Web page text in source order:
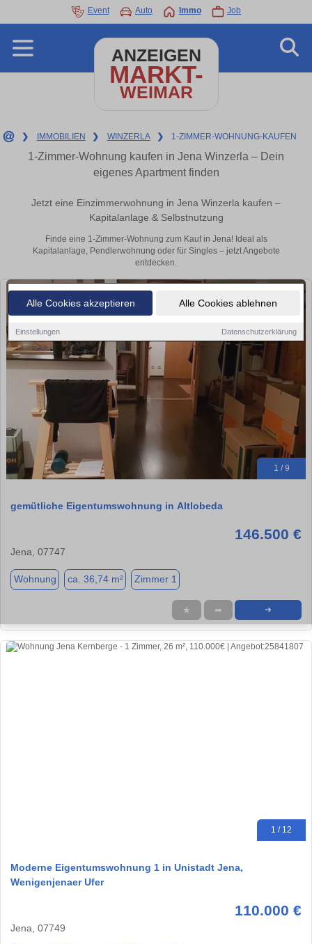
Alle Cookies akzeptieren Alle Cookies ablehnen
Einstellungen Datenschutzerklärung
Event Auto Immo Job
ANZEIGEN
MARKT-
WEIMAR
❯ IMMOBILIEN ❯ WINZERLA ❯ 1-ZIMMER-WOHNUNG-KAUFEN
1-Zimmer-Wohnung kaufen in Jena Winzerla – Dein
eigenes Apartment finden
Jetzt eine Einzimmerwohnung in Jena Winzerla kaufen –
Kapitalanlage & Selbstnutzung
Finde eine 1-Zimmer-Wohnung zum Kauf in Jena! Ideal als
Kapitalanlage, Pendlerwohnung oder für Singles – jetzt Angebote
entdecken.
1 / 9
gemütliche Eigentumswohnung in Altlobeda
146.500 €
Jena, 07747
Wohnung ca. 36,74 m² Zimmer 1
★ ➦ ➜
1 / 12
Moderne Eigentumswohnung 1 in Unistadt Jena,
Wenigenjenaer Ufer
110.000 €
Jena, 07749